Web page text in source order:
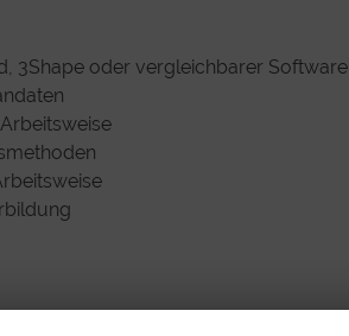
3Shape oder vergleichbarer Software